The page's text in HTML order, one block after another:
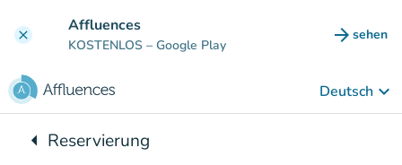
clear Affluences
KOSTENLOS – Google Play arrow_forward sehen
(new
Deutsch keyboard_arrow_down
arrow_leftZurück zu:
Reservierung